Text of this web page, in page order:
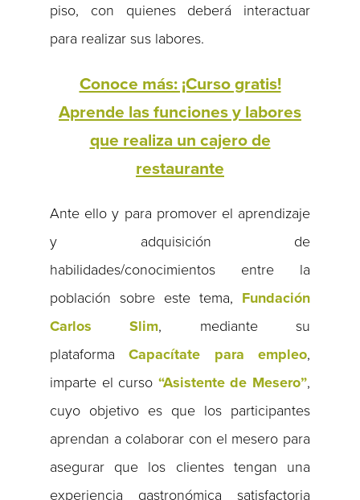
piso, con quienes deberá interactuar
para realizar sus labores.
Conoce más: ¡Curso gratis!
Aprende las funciones y labores
que realiza un cajero de
restaurante
Ante ello y para promover el aprendizaje
y adquisición de
habilidades/conocimientos entre la
población sobre este tema, Fundación
Carlos Slim, mediante su
plataformaCapacítate para empleo,
imparte el curso “Asistente de Mesero”,
cuyo objetivo es que los participantes
aprendan a colaborar con el mesero para
asegurar que los clientes tengan una
experiencia gastronómica satisfactoria